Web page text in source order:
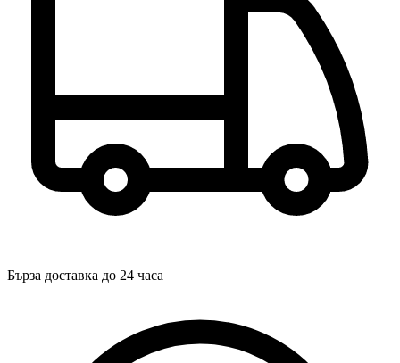
Бърза доставка до 24 часа